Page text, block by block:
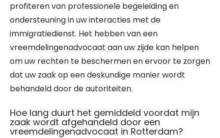
profiteren van professionele begeleiding en
ondersteuning in uw interacties met de
immigratiedienst. Het hebben van een
vreemdelingenadvocaat aan uw zijde kan helpen
om uw rechten te beschermen en ervoor te zorgen
dat uw zaak op een deskundige manier wordt
behandeld door de autoriteiten.
Hoe lang duurt het gemiddeld voordat mijn
zaak wordt afgehandeld door een
vreemdelingenadvocaat in Rotterdam?